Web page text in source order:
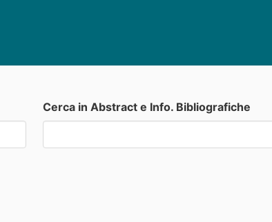
Cerca in Abstract e Info. Bibliografiche